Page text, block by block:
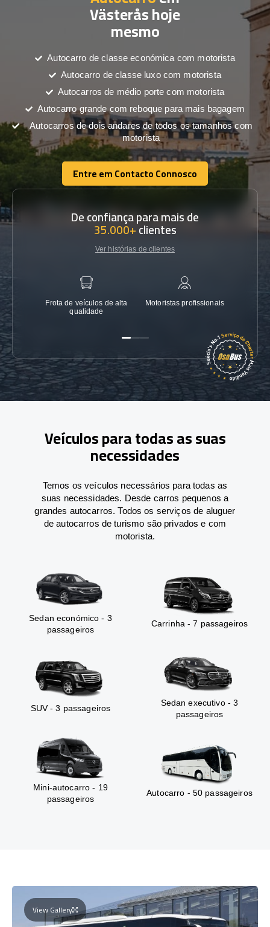
Västerås hoje
mesmo
Autocarro de classe económica com motorista
Autocarro de classe luxo com motorista
Autocarros de médio porte com motorista
Autocarro grande com reboque para mais bagagem
Autocarros de dois andares de todos os tamanhos com
motorista
Entre em Contacto Connosco
Entre em Contacto Connosco
De confiança para mais de
35.000+clientes
Ver histórias de clientes
Frota de veículos de alta
qualidade
Motoristas profissionais
Veículos para todas as suas
necessidades
Temos os veículos necessários para todas as
suas necessidades. Desde carros pequenos a
grandes autocarros. Todos os serviços de aluguer
de autocarros de turismo são privados e com
motorista.
Sedan económico - 3
passageiros
Carrinha - 7 passageiros
SUV - 3 passageiros
Sedan executivo - 3
passageiros
Mini-autocarro - 19
passageiros
Autocarro - 50 passageiros
View Gallery